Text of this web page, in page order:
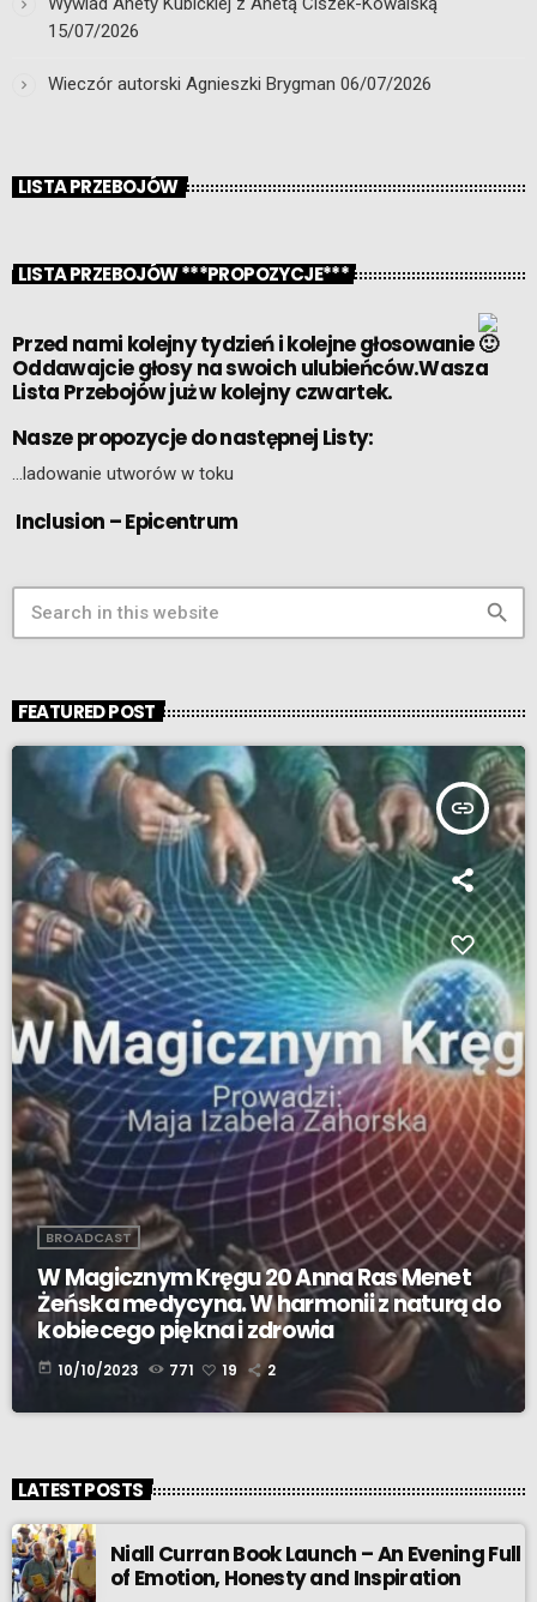
15/07/2026
Wieczór autorski Agnieszki Brygman 06/07/2026
LISTA PRZEBOJÓW
LISTA PRZEBOJÓW ***PROPOZYCJE***
Przed nami kolejny tydzień i kolejne głosowanie
Oddawajcie głosy na swoich ulubieńców.Wasza
Lista Przebojów już w kolejny czwartek.
Nasze propozycje do następnej Listy:
…ladowanie utworów w toku
Inclusion – Epicentrum
search
FEATURED POST
insert_link
BROADCAST
W Magicznym Kręgu 20 Anna Ras Menet
Żeńska medycyna. W harmonii z naturą do
kobiecego piękna i zdrowia
today 10/10/2023 771 19 2
LATEST POSTS
Niall Curran Book Launch – An Evening Full
of Emotion, Honesty and Inspiration